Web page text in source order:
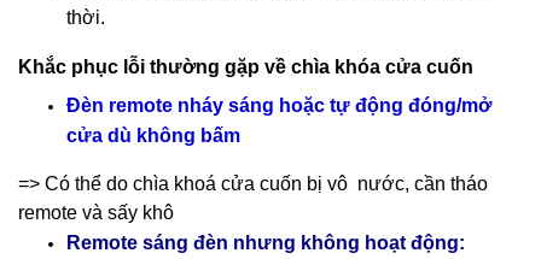
thời.
Khắc phục lỗi thường gặp về chìa khóa cửa cuốn
Đèn remote nháy sáng hoặc tự động đóng/mở
cửa dù không bấm
=> Có thể do chìa khoá cửa cuốn bị vô nước, cần tháo
remote và sấy khô
Remote sáng đèn nhưng không hoạt động: